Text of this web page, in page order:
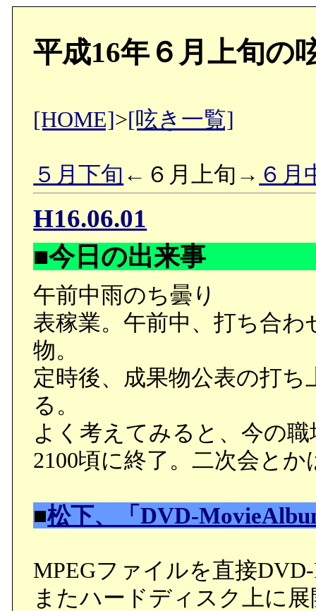
平成16年６月上旬の
[HOME]>[呟き一覧]
５月下旬 ←６月上旬→ ６月
H16.06.01
■今日の出来事
午前中雨のち曇り
表稼業。午前中、打ち合
物。
定時後、成果物公表の打
る。
よく考えてみると、今の
2100頃に終了。二次会と
■松下、「DVD-
MPEGファイルを直接
またハードディスク上に